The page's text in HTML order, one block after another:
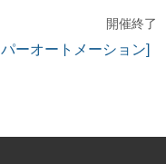
開催終了
ーオートメーション]